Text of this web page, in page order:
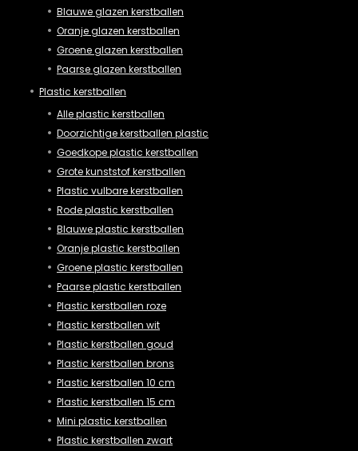
Blauwe glazen kerstballen
Oranje glazen kerstballen
Groene glazen kerstballen
Paarse glazen kerstballen
Plastic kerstballen
Alle plastic kerstballen
Doorzichtige kerstballen plastic
Goedkope plastic kerstballen
Grote kunststof kerstballen
Plastic vulbare kerstballen
Rode plastic kerstballen
Blauwe plastic kerstballen
Oranje plastic kerstballen
Groene plastic kerstballen
Paarse plastic kerstballen
Plastic kerstballen roze
Plastic kerstballen wit
Plastic kerstballen goud
Plastic kerstballen brons
Plastic kerstballen 10 cm
Plastic kerstballen 15 cm
Mini plastic kerstballen
Plastic kerstballen zwart